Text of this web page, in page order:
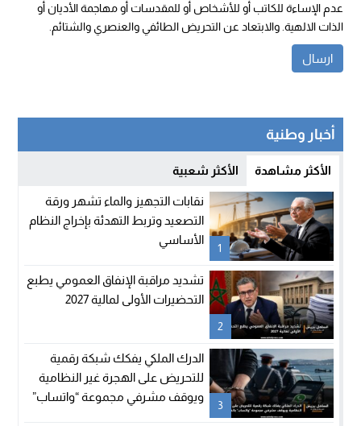
عدم الإساءة للكاتب أو للأشخاص أو للمقدسات أو مهاجمة الأديان أو
الذات الالهية. والابتعاد عن التحريض الطائفي والعنصري والشتائم.
أخبار وطنية
الأكثر مشاهدة الأكثر شعبية
1
نقابات التجهيز والماء تشهر ورقة
التصعيد وتربط التهدئة بإخراج النظام
الأساسي
2
تشديد مراقبة الإنفاق العمومي يطبع
التحضيرات الأولى لمالية 2027
3
الدرك الملكي يفكك شبكة رقمية
للتحريض على الهجرة غير النظامية
ويوقف مشرفي مجموعة “واتساب”